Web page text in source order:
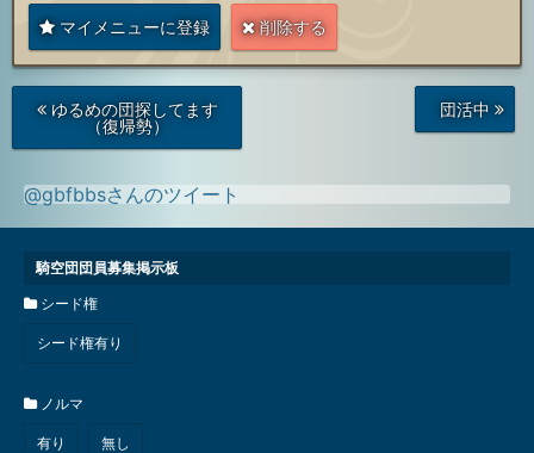
マイメニューに登録 削除する
稿
ゆるめの団探してます
（復帰勢）
投
団活中
@gbfbbsさんのツイート
騎空団団員募集掲示板
シード権
シード権有り
ノルマ
有り 無し